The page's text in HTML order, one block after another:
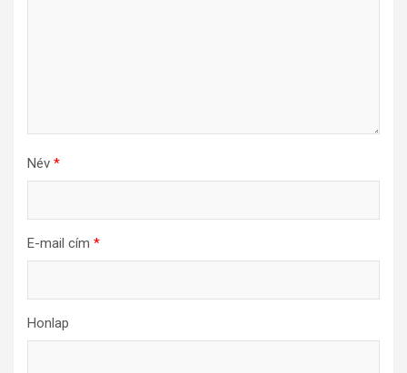
Név *
E-mail cím *
Honlap